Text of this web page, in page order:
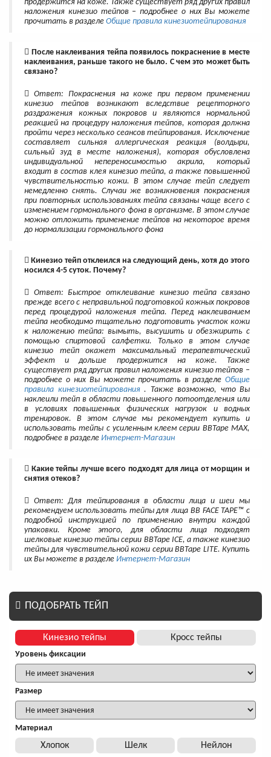
продержится на коже. Также существует ряд других правил
наложения кинезио тейпов – подробнее о них Вы можете
прочитать в разделе Общие правила кинезиотейпирования
После наклеивания тейпа появилось покраснение в месте
наклеивания, раньше такого не было. С чем это может быть
связано?
Ответ: Покраснения на коже при первом применении
кинезио тейпов возникают вследствие рецепторного
раздражения кожных покровов и являются нормальной
реакцией на процедуру наложения тейпов, которая должна
пройти через несколько сеансов тейпирования. Исключение
составляет сильная аллергическая реакция (волдыри,
сильный зуд в месте наложения), которая обусловлена
индивидуальной непереносимостью акрила, который
входит в состав клея кинезио тейпа, а также повышенной
чувствительностью кожи. В этом случае тейп следует
немедленно снять. Случаи же возникновения покраснения
при повторных использованиях тейпа связаны чаще всего с
изменением гормонального фона в организме. В этом случае
можно отложить применение тейпов на некоторое время
до нормализации гормонального фона
Кинезио тейп отклеился на следующий день, хотя до этого
носился 4-5 суток. Почему?
Ответ: Быстрое отклеивание кинезио тейпа связано
прежде всего с неправильной подготовкой кожных покровов
перед процедурой наложения тейпа. Перед наклеиванием
тейпа необходимо тщательно подготовить участок кожи
к наложению тейпа: вымыть, высушить и обезжирить с
помощью спиртовой салфетки. Только в этом случае
кинезио тейп окажет максимальный терапевтический
эффект и дольше продержится на коже. Также
существует ряд других правил наложения кинезио тейпов –
подробнее о них Вы можете прочитать в разделе Общие
правила кинезиотейпирования. Также возможно, что Вы
наклеили тейп в области повышенного потоотделения или
в условиях повышенных физических нагрузок и водных
тренировок. В этом случае мы рекомендует купить и
использовать тейпы с усиленным клеем серии BBTape MAX,
подробнее в разделе Интернет-Магазин
Какие тейпы лучше всего подходят для лица от морщин и
снятия отеков?
Ответ: Для тейпирования в области лица и шеи мы
рекомендуем использовать тейпы для лица BB FACE TAPE™ с
подробной инструкцией по применению внутри каждой
упаковки. Кроме этого, для области лица подходят
шелковые кинезио тейпы серии BBTape ICE, а также кинезио
тейпы для чувствительной кожи серии BBTape LITE. Купить
их Вы можете в разделе Интернет-Магазин
ПОДОБРАТЬ ТЕЙП
Кинезио тейпы Кросс тейпы
Уровень фиксации
Размер
Материал
Хлопок Шелк Нейлон